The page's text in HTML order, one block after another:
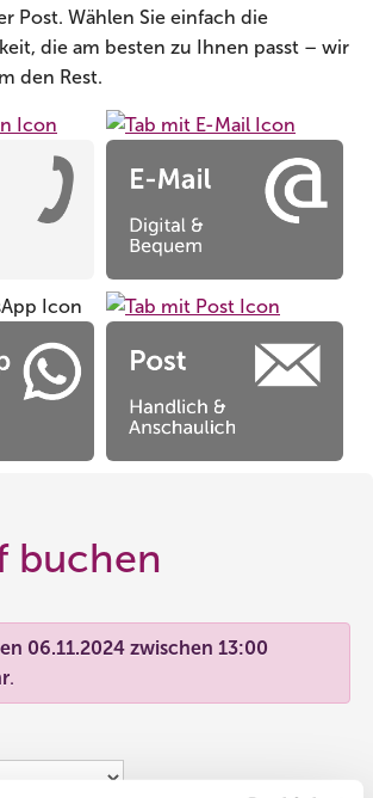
Post. Wählen Sie einfach die
die am besten zu Ihnen passt – wir
den Rest.
buchen
06.11.2024 zwischen 13:00
.